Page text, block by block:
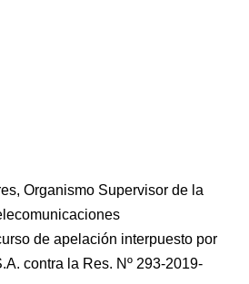
Organismo Supervisor de la
de apelación interpuesto por
contra la Res. Nº 293-2019-